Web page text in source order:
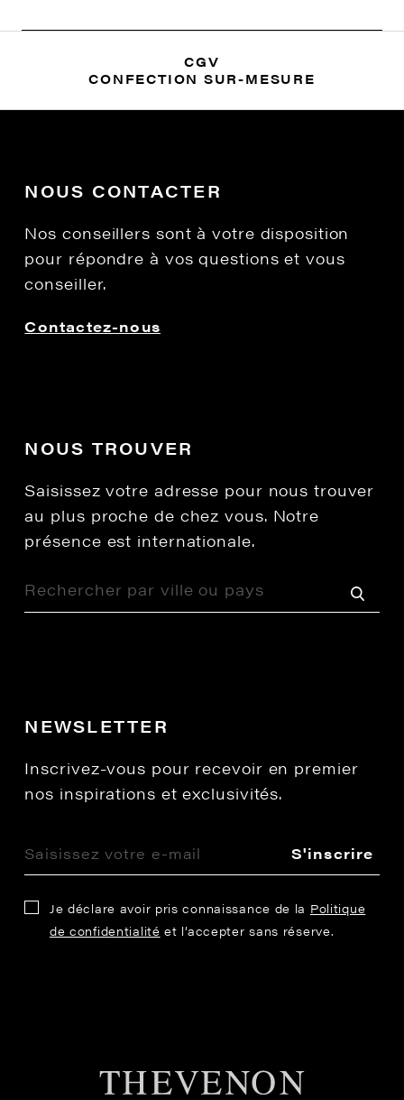
CGV
CONFECTION SUR-MESURE
NOUS CONTACTER
Nos conseillers sont à votre disposition
pour répondre à vos questions et vous
conseiller.
Contactez-nous
NOUS TROUVER
Saisissez votre adresse pour nous trouver
au plus proche de chez vous. Notre
présence est internationale.
NEWSLETTER
Inscrivez-vous pour recevoir en premier
nos inspirations et exclusivités.
S'inscrire
Je déclare avoir pris connaissance de la Politique
de confidentialité et l’accepter sans réserve.